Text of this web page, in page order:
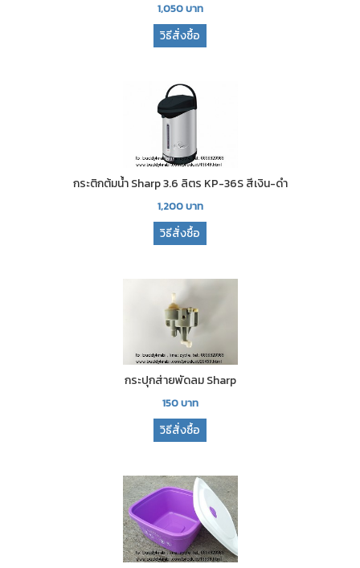
1,050บาท
วิธีสั่งซื้อ
กระติกต้มน้ำ Sharp 3.6 ลิตร KP-36S สีเงิน-ดำ
1,200บาท
วิธีสั่งซื้อ
กระปุกส่ายพัดลม Sharp
150บาท
วิธีสั่งซื้อ